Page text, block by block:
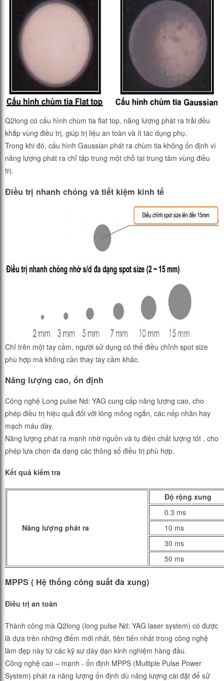
Q2long có cấu hình chùm tia flat top, năng lượng phát ra trải đều
khắp vùng điều trị, giúp trị liệu an toàn và ít tác dụng phụ.
Trong khi đó, cấu hình Gaussian phát ra chùm tia không ổn định vì
năng lượng phát ra chỉ tập trung một chỗ tại trung tâm vùng điều
trị.
Điều trị nhanh chóng và tiết kiệm kinh tế
Chỉ trên một tay cầm, người sử dụng có thể điều chỉnh spot size
phù hợp mà không cần thay tay cầm khác.
Năng lượng cao, ổn định
Công nghệ Long pulse Nd: YAG cung cấp năng lượng cao, cho
phép điều trị hiệu quả đối với lông mỏng ngắn, các nếp nhăn hay
mạch máu dày.
Năng lượng phát ra mạnh nhờ nguồn và tụ điện chất lượng tốt , cho
phép lựa chọn đa dạng các thông số điều trị phù hợp.
Kết quả kiểm tra
Năng lượng phát ra
Độ rộng xung
0.3 ms
10 ms
30 ms
50 ms
MPPS ( Hệ thống công suất đa xung)
Điều trị an toàn
Thành công mà Q2long (long pulse Nd: YAG laser system) có được
là dựa trên những điểm mới nhất, tiên tiến nhất trong công nghệ
làm đẹp này từ các kỹ sư dày dạn kinh nghiệm hàng đầu.
Công nghệ cao – mạnh - ổn định MPPS (Multiple Pulse Power
System) phát ra năng lượng ổn định dù năng lượng cài đặt để sử